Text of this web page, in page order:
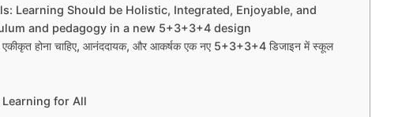
Learning Should be Holistic, Integrated, Enjoyable, and
and pedagogy in a new 5+3+3+4 design
एकीकृत होना चाहिए, आनंददायक, और आकर्षक एक नए 5+3+3+4 डिजाइन में स्कूल
for All